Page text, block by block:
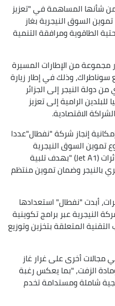
شأنها المساهمة في "تعزيز
السوق النيجرية بغاز
الطاقوية ومرافقة التنمية
من الإطارات المسيرة
وذلك في إطار زيارة
النيجر إلى الجزائر
الرامية إلى تعزيز
الاقتصادية.
إنجاز شركة "نفطال"عددا
السوق النيجرية
بالبنزين بدون رصاص ووقود الطائرات (Jet A1) "بهدف تلبية
بالنيجر وضمان تموين منتظم
أبدت "نفطال" استعدادها
النيجرية عبر برامج تكوينية
المتعلقة بتخزين وتوزيع
مجالات أخرى على غرار غاز
الزفت, "بما يعكس رغبة
شاملة ومستدامة تخدم